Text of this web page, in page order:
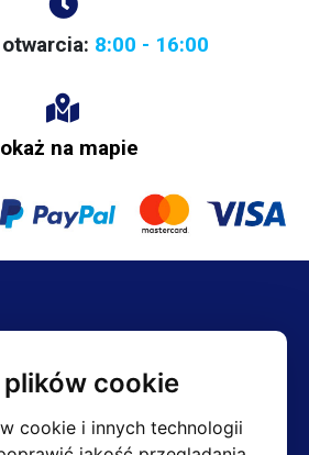
cookie
cookie i innych technologii
8:00 - 16:00
na mapie